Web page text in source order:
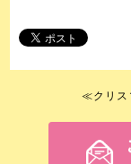
≪クリ